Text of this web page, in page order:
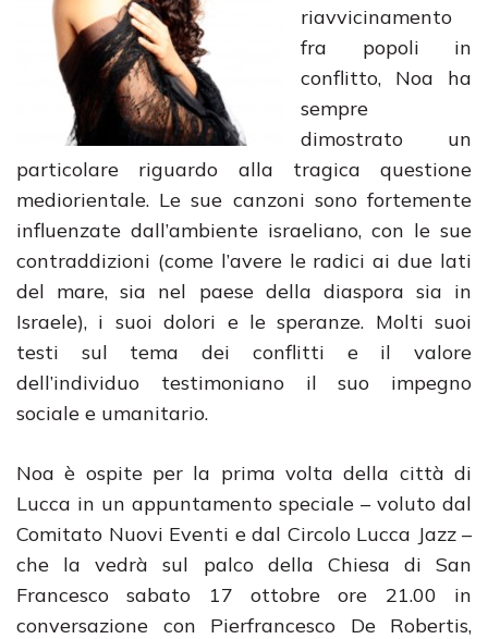
riavvicinamento
fra popoli in
conflitto, Noa ha
sempre
dimostrato un
particolare riguardo alla tragica questione
mediorientale. Le sue canzoni sono fortemente
influenzate dall’ambiente israeliano, con le sue
contraddizioni (come l’avere le radici ai due lati
del mare, sia nel paese della diaspora sia in
Israele), i suoi dolori e le speranze. Molti suoi
testi sul tema dei conflitti e il valore
dell’individuo testimoniano il suo impegno
sociale e umanitario.
Noa è ospite per la prima volta della città di
Lucca in un appuntamento speciale – voluto dal
Comitato Nuovi Eventi e dal Circolo Lucca Jazz –
che la vedrà sul palco della Chiesa di San
Francesco sabato 17 ottobre ore 21.00 in
conversazione con Pierfrancesco De Robertis,